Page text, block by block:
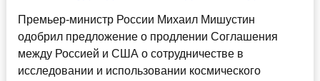
Премьер-министр России Михаил Мишустин
одобрил предложение о продлении Соглашения
между Россией и США о сотрудничестве в
исследовании и использовании космического